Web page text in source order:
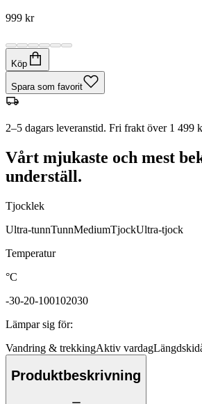
999 kr
Köp
Spara som favorit
2–5 dagars leveranstid. Fri frakt över 1 499
Vårt mjukaste och mest
underställ.
Tjocklek
Ultra-tunnTunnMediumTjockUltra-tjock
Temperatur
°C
-30-20-100102030
Lämpar sig för:
Vandring & trekkingAktiv vardag
Produktbeskrivning